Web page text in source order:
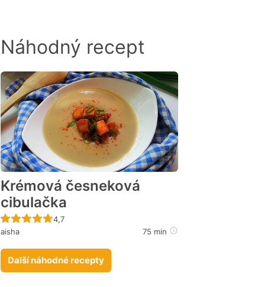
Náhodný recept
Krémová česneková
cibulačka
Recept ještě nebyl hodnocen
4,7
aisha
75 min
Další náhodné recepty